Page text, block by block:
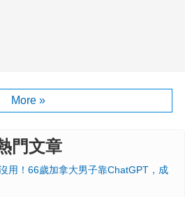
More »
門文章
用！66歲加拿大男子靠ChatGPT，成